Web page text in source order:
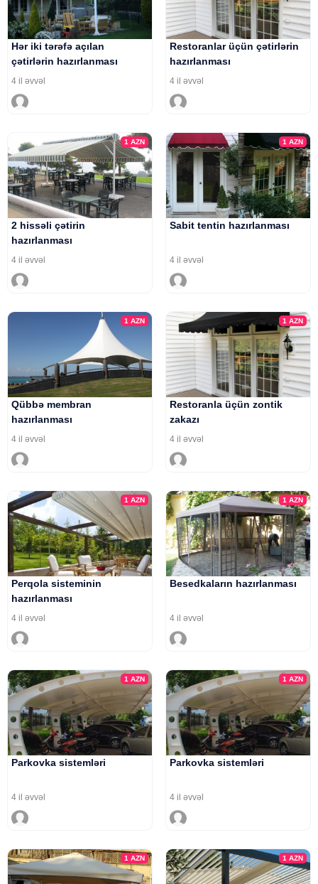
Hər iki tərəfə açılan
çətirlərin hazırlanması
4 il əvvəl
Restoranlar üçün çətirlərin
hazırlanması
4 il əvvəl
1AZN
2 hissəli çətirin
hazırlanması
4 il əvvəl
1 AZN
Sabit tentin hazırlanması
4 il əvvəl
1AZN
Qübbə membran
hazırlanması
4 il əvvəl
1 AZN
Restoranla üçün zontik
zakazı
4 il əvvəl
1AZN
Perqola sisteminin
hazırlanması
4 il əvvəl
1 AZN
Besedkaların hazırlanması
4 il əvvəl
1AZN
Parkovka sistemləri
4 il əvvəl
1 AZN
Parkovka sistemləri
4 il əvvəl
1AZN 1 AZN